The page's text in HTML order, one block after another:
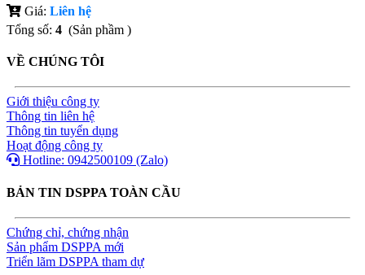
Giá: Liên hệ
Tổng số: 4 (Sản phầm )
VỀ CHÚNG TÔI
Giới thiệu công ty
Thông tin liên hệ
Thông tin tuyển dụng
Hoạt động công ty
Hotline: 0942500109 (Zalo)
BẢN TIN DSPPA TOÀN CẦU
Chứng chỉ, chứng nhận
Sản phẩm DSPPA mới
Triển lãm DSPPA tham dự